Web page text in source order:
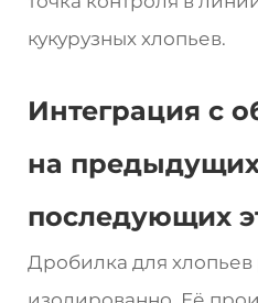
кукурузных хлопьев.
Интеграция с
на
последующих
Дробилка для хлопьев